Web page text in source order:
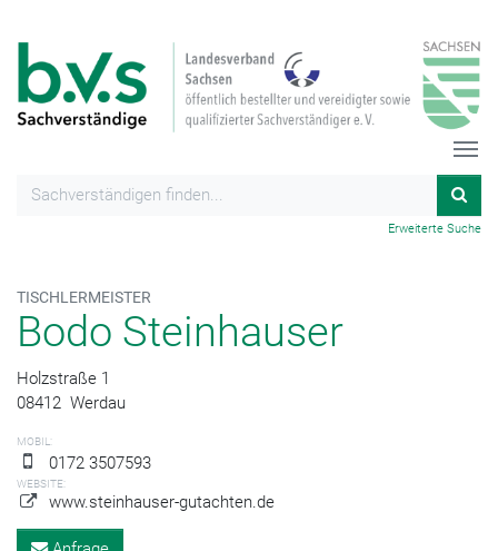
Erweiterte Suche
TISCHLERMEISTER
Bodo Steinhauser
Holzstraße 1
08412 Werdau
MOBIL:
0172 3507593
WEBSITE:
www.steinhauser-gutachten.de